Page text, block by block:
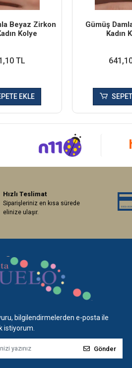
Beyaz Zirkon
Kolye
TL
EKLE
Gümüş
Kadın
Hızlı Teslimat
Siparişleriniz en kısa sürede
elinize ulaşır.
bilgilendirmelerden e-posta ile
istiyorum.
Gönder